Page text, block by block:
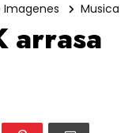
Imagenes Musica
arrasa